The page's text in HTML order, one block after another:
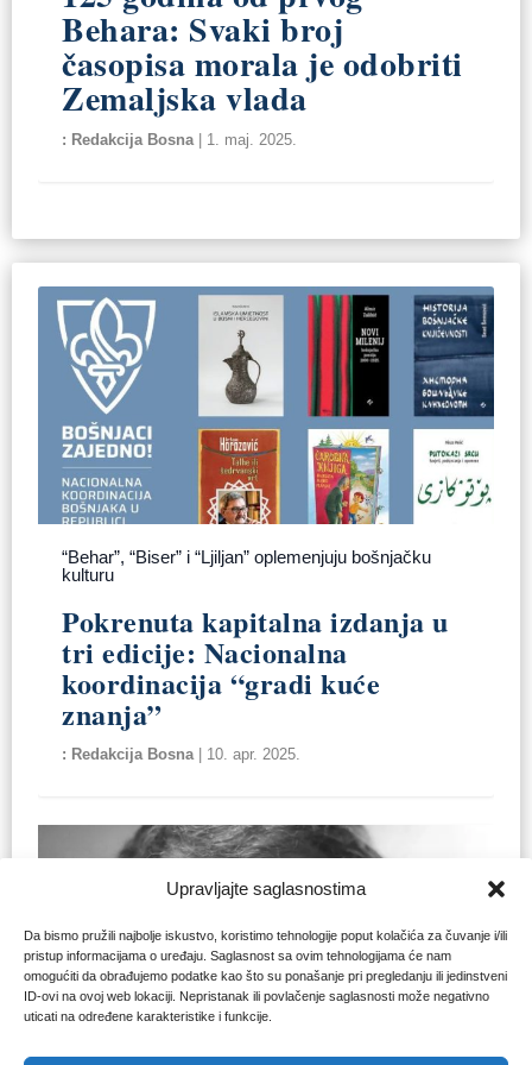
Upravljajte saglasnostima
Da bismo pružili najbolje iskustvo, koristimo tehnologije poput kolačića za čuvanje i/ili
pristup informacijama o uređaju. Saglasnost sa ovim tehnologijama će nam
omogućiti da obrađujemo podatke kao što su ponašanje pri pregledanju ili jedinstveni
ID-ovi na ovoj web lokaciji. Nepristanak ili povlačenje saglasnosti može negativno
uticati na određene karakteristike i funkcije.
Behara: Svaki broj
časopisa morala je odobriti
Zemaljska vlada
Redakcija Bosna| 1. maj. 2025.
“Behar”, “Biser” i “Ljiljan” oplemenjuju bošnjačku
kulturu
Pokrenuta kapitalna izdanja u
tri edicije: Nacionalna
koordinacija “gradi kuće
znanja”
Redakcija Bosna| 10. apr. 2025.